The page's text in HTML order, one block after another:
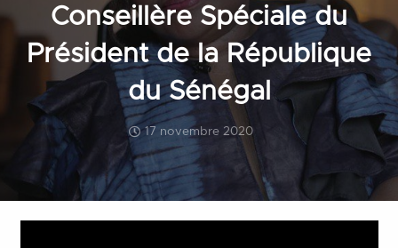
Conseillère Spéciale du
Président de la République
du Sénégal
17 novembre 2020